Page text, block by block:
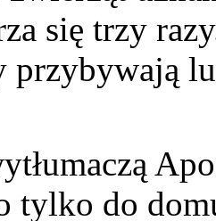
się trzy
tylko do